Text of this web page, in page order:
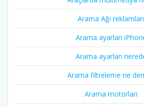
Arama Ağı reklamları
Arama ayarları
Arama ayarları
Arama filtreleme ne
Arama motorları